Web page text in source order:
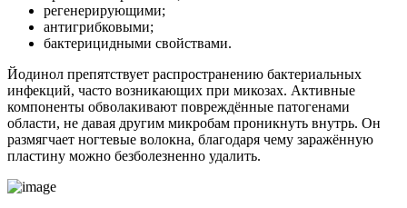
регенерирующими;
антигрибковыми;
бактерицидными свойствами.
Йодинол препятствует распространению бактериальных
инфекций, часто возникающих при микозах. Активные
компоненты обволакивают повреждённые патогенами
области, не давая другим микробам проникнуть внутрь. Он
размягчает ногтевые волокна, благодаря чему заражённую
пластину можно безболезненно удалить.